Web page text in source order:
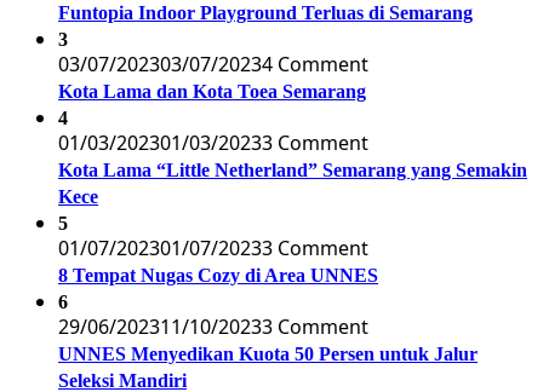
Funtopia Indoor Playground Terluas di Semarang
3
03/07/202303/07/20234 Comment
Kota Lama dan Kota Toea Semarang
4
01/03/202301/03/20233 Comment
Kota Lama “Little Netherland” Semarang yang Semakin
Kece
5
01/07/202301/07/20233 Comment
8 Tempat Nugas Cozy di Area UNNES
6
29/06/202311/10/20233 Comment
UNNES Menyedikan Kuota 50 Persen untuk Jalur
Seleksi Mandiri